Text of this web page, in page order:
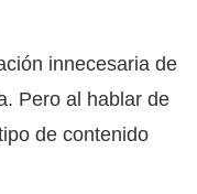
innecesaria de
Pero al hablar de
de contenido